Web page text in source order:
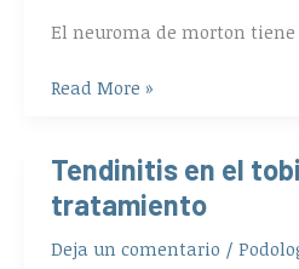
El neuroma de morton tiene
tratamientos
se
hacer
Read More »
Tendinitis en el
tratamiento
Deja un comentario /
Tendinitis
en
el
tobillo: